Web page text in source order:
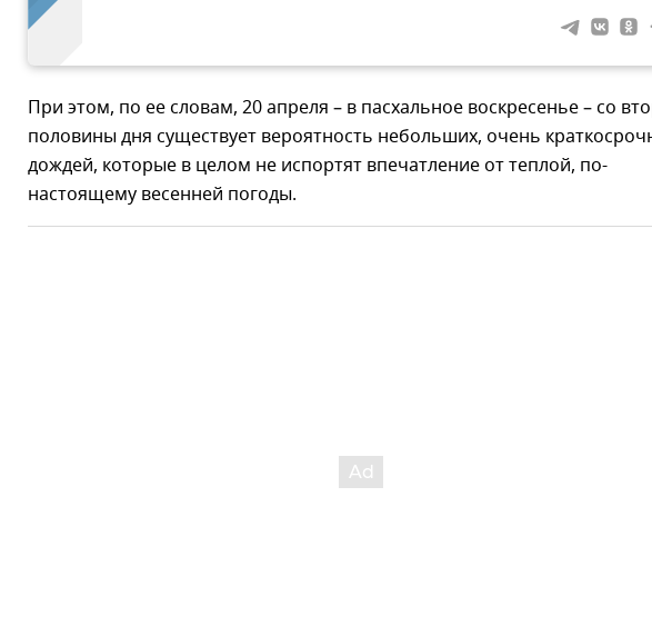
При этом, по ее словам, 20 апреля – в пасхальное воскресенье – со
половины дня существует вероятность небольших, очень
дождей, которые в целом не испортят впечатление от теплой, по-
настоящему весенней погоды.